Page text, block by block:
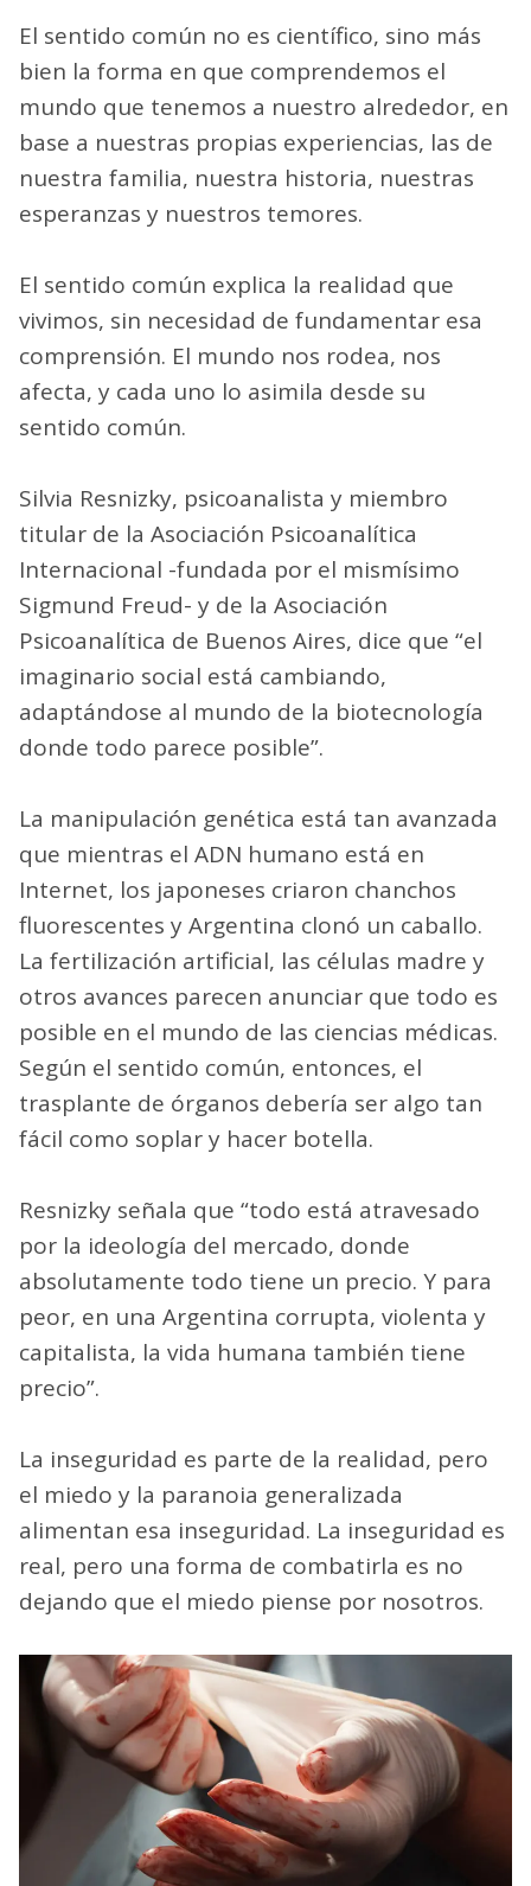
El sentido común no es científico, sino más
bien la forma en que comprendemos el
mundo que tenemos a nuestro alrededor, en
base a nuestras propias experiencias, las de
nuestra familia, nuestra historia, nuestras
esperanzas y nuestros temores.
El sentido común explica la realidad que
vivimos, sin necesidad de fundamentar esa
comprensión. El mundo nos rodea, nos
afecta, y cada uno lo asimila desde su
sentido común.
Silvia Resnizky, psicoanalista y miembro
titular de la Asociación Psicoanalítica
Internacional -fundada por el mismísimo
Sigmund Freud- y de la Asociación
Psicoanalítica de Buenos Aires, dice que “el
imaginario social está cambiando,
adaptándose al mundo de la biotecnología
donde todo parece posible”.
La manipulación genética está tan avanzada
que mientras el ADN humano está en
Internet, los japoneses criaron chanchos
fluorescentes y Argentina clonó un caballo.
La fertilización artificial, las células madre y
otros avances parecen anunciar que todo es
posible en el mundo de las ciencias médicas.
Según el sentido común, entonces, el
trasplante de órganos debería ser algo tan
fácil como soplar y hacer botella.
Resnizky señala que “todo está atravesado
por la ideología del mercado, donde
absolutamente todo tiene un precio. Y para
peor, en una Argentina corrupta, violenta y
capitalista, la vida humana también tiene
precio”.
La inseguridad es parte de la realidad, pero
el miedo y la paranoia generalizada
alimentan esa inseguridad. La inseguridad es
real, pero una forma de combatirla es no
dejando que el miedo piense por nosotros.